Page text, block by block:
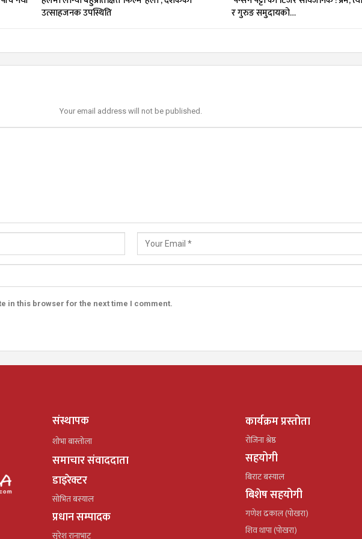
उत्साहजनक उपस्थिति
र गुरुङ समुदायको…
Your email address will not be published.
in this browser for the next time I comment.
संस्थापक
शोभा बास्तोला
समाचार संवाददाता
डाइरेक्टर
सोभित बस्याल
प्रधान सम्पादक
सुरेश रानाभाट
कार्यक्रम प्रस्तोता
रोजिना श्रेष्ठ
सहयोगी
बिराट बस्याल
बिशेष सहयोगी
गणेश ढकाल (पोखरा)
शिव थापा (पोखरा)